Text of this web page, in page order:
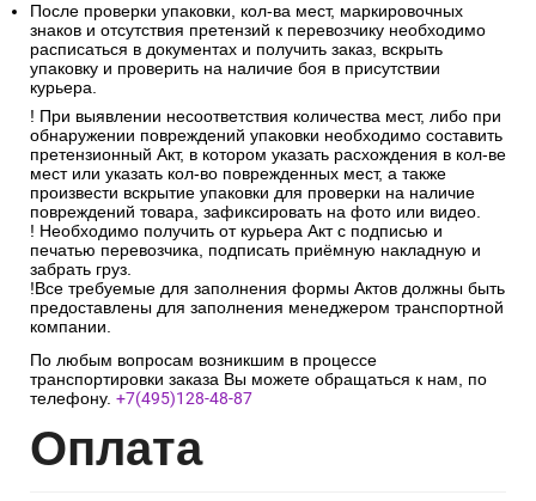
После проверки упаковки, кол-ва мест, маркировочных
знаков и отсутствия претензий к перевозчику необходимо
расписаться в документах и получить заказ, вскрыть
упаковку и проверить на наличие боя в присутствии
курьера.
! При выявлении несоответствия количества мест, либо при
обнаружении повреждений упаковки необходимо составить
претензионный Акт, в котором указать расхождения в кол-ве
мест или указать кол-во поврежденных мест, а также
произвести вскрытие упаковки для проверки на наличие
повреждений товара, зафиксировать на фото или видео.
! Необходимо получить от курьера Акт с подписью и
печатью перевозчика, подписать приёмную накладную и
забрать груз.
!Все требуемые для заполнения формы Актов должны быть
предоставлены для заполнения менеджером транспортной
компании.
По любым вопросам возникшим в процессе
транспортировки заказа Вы можете обращаться к нам, по
телефону. +7(495)128-48-87
Оплата